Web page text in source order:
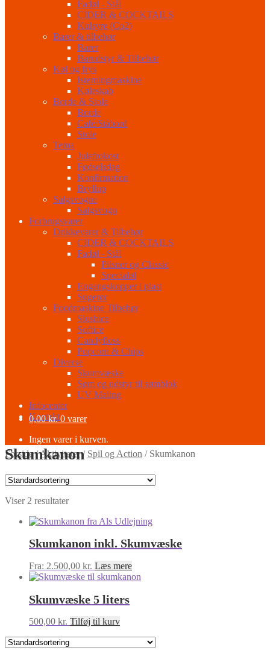
Fadøl - Stål
CIDER & COCKTAILS
Kulsyre (Co2)
Barer & tilbehør
Barer
Barudstyr & Tilbehør
Køl og frys
Isterningmaskine
Køleskab
Borde & Stole
Borde
Café/Ståbord
Stole
Tema
Julefrokost
Fødselsdag
Konfirmation
Bryllup
Salgsvogne
Salgsvogn
Forbrugsvarer
Drikkevarer & Tilbehør
CIDER & COCKTAILS
Fadøl - Stål
Pilsner og Classic
Specialøl
Engangskopper i plast
Sugerør
Foodmaskine Tilbehør
Slushice
Softice
Candyfloss
Popcorn & Chips
Diverse
Skumvæske
Søm og udstyr til sømblok
UV Maling
Infocenter
Kontakt
0,00kr. 0 varer
Ingen varer i kurven.
Forside/Aktiviteter/ Spil og Action / Skumkanon
Skumkanon
Viser 2 resultater
Skumkanon inkl. Skumvæske
Fra: 2.500,00 kr. Læs mere
Skumvæske 5 liters
500,00 kr. Tilføj til kurv